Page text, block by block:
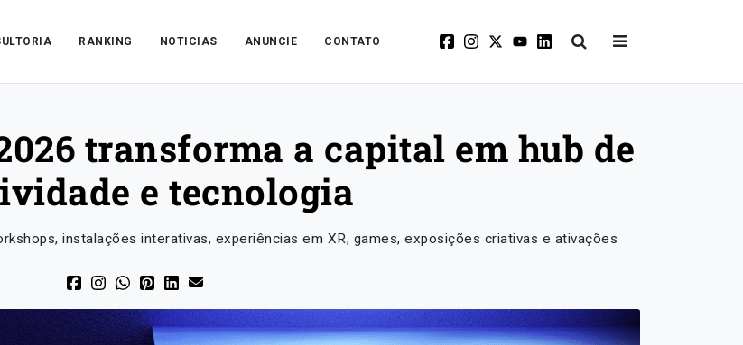
RANKING NOTICIAS ANUNCIE CONTATO
transforma a capital em hub de
e tecnologia
instalações interativas, experiências em XR, games, exposições criativas e ativações